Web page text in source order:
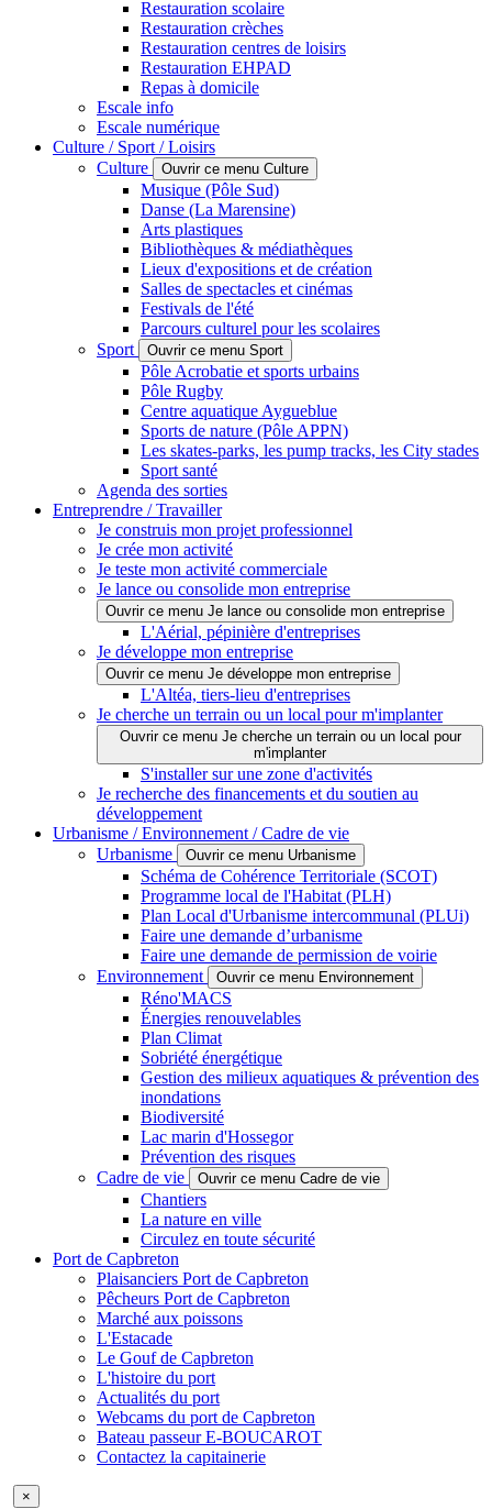
Restauration scolaire
Restauration crèches
Restauration centres de loisirs
Restauration EHPAD
Repas à domicile
Escale info
Escale numérique
Culture / Sport / Loisirs
Culture
Ouvrir ce menu Culture
Musique (Pôle Sud)
Danse (La Marensine)
Arts plastiques
Bibliothèques & médiathèques
Lieux d'expositions et de création
Salles de spectacles et cinémas
Festivals de l'été
Parcours culturel pour les scolaires
Sport
Ouvrir ce menu Sport
Pôle Acrobatie et sports urbains
Pôle Rugby
Centre aquatique Aygueblue
Sports de nature (Pôle APPN)
Les skates-parks, les pump tracks, les City stades
Sport santé
Agenda des sorties
Entreprendre / Travailler
Je construis mon projet professionnel
Je crée mon activité
Je teste mon activité commerciale
Je lance ou consolide mon entreprise
Ouvrir ce menu Je lance ou consolide mon entreprise
L'Aérial, pépinière d'entreprises
Je développe mon entreprise
Ouvrir ce menu Je développe mon entreprise
L'Altéa, tiers-lieu d'entreprises
Je cherche un terrain ou un local pour m'implanter
Ouvrir ce menu Je cherche un terrain ou un local pour
m'implanter
S'installer sur une zone d'activités
Je recherche des financements et du soutien au
développement
Urbanisme / Environnement / Cadre de vie
Urbanisme
Ouvrir ce menu Urbanisme
Schéma de Cohérence Territoriale (SCOT)
Programme local de l'Habitat (PLH)
Plan Local d'Urbanisme intercommunal (PLUi)
Faire une demande d’urbanisme
Faire une demande de permission de voirie
Environnement
Ouvrir ce menu Environnement
Réno'MACS
Énergies renouvelables
Plan Climat
Sobriété énergétique
Gestion des milieux aquatiques & prévention des
inondations
Biodiversité
Lac marin d'Hossegor
Prévention des risques
Cadre de vie
Ouvrir ce menu Cadre de vie
Chantiers
La nature en ville
Circulez en toute sécurité
Port de Capbreton
Plaisanciers Port de Capbreton
Pêcheurs Port de Capbreton
Marché aux poissons
L'Estacade
Le Gouf de Capbreton
L'histoire du port
Actualités du port
Webcams du port de Capbreton
Bateau passeur E-BOUCAROT
Contactez la capitainerie
×